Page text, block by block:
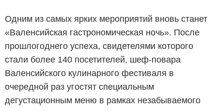
Одним из самых ярких мероприятий вновь станет
«Валенсийская гастрономическая ночь». После
прошлогоднего успеха, свидетелями которого
стали более 140 посетителей, шеф-повара
Валенсийского кулинарного фестиваля в
очередной раз угостят специальным
дегустационным меню в рамках незабываемого